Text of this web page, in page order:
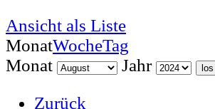
Ansicht als Liste
MonatWocheTag
Monat
Jahr
Zurück